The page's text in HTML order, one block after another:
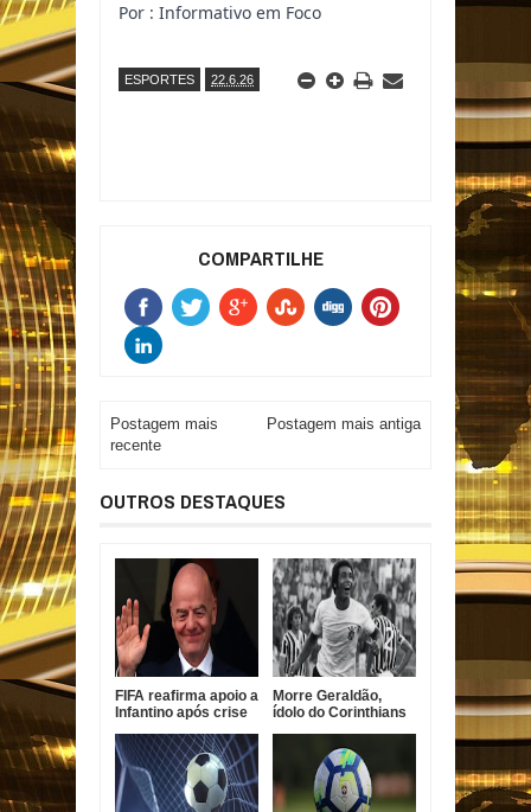
Por : Informativo em Foco
ESPORTES 22.6.26
COMPARTILHE
Postagem mais
recente
Postagem mais antiga
OUTROS DESTAQUES
FIFA reafirma apoio a
Infantino após crise
comercial
Morre Geraldão,
ídolo do Corinthians